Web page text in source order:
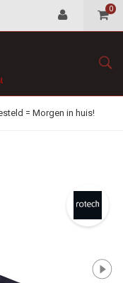
0
= Morgen in huis!